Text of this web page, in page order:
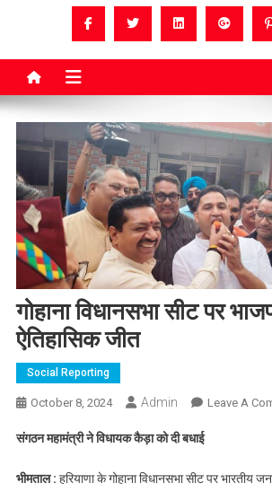
गोहाना विधानसभा सीट पर
ऐतिहासिक जीत
Social Reporting
October 8, 2024 Admin Leave A
संगठन महामंत्री ने विधायक कैड़ा को दी बधाई
भीमताल : हरियाणा के गोहाना विधानसभा सीट पर भारतीय